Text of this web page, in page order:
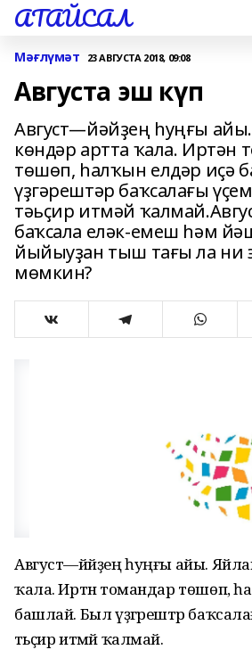
АТАЙСАЛ
Мәғлүмәт 23 АВГУСТА 2018, 09:08
Августа эш күп
Август—йәйҙең һуңғы айы.
көндәр артта ҡала. Иртән
төшөп, һалҡын елдәр иҫә
үҙгәрештәр баҡсалағы
тәьҫир итмәй
баҡсала еләк-емеш һәм
йыйыуҙан тыш тағы ла ни
мөмкин?
Август—йәйҙең һуңғы айы.
ҡала. Иртән томандар төшөп,
башлай. Был үҙгәрештәр
тәьҫир итмәй ҡалмай.